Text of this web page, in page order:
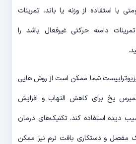
با استفاده از وزنه یا باند، تمرینات
دامنه حرکتی غیرفعال باشد را
شما ممکن است از روش هایی
یخ برای کاهش التهاب و افزایش
دیده استفاده کند. تکنیک‌های درمان
مفصل و دستکاری بافت نرم نیز ممکن